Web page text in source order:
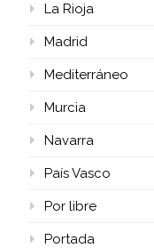
La Rioja
Madrid
Mediterráneo
Murcia
Navarra
País Vasco
Por libre
Portada